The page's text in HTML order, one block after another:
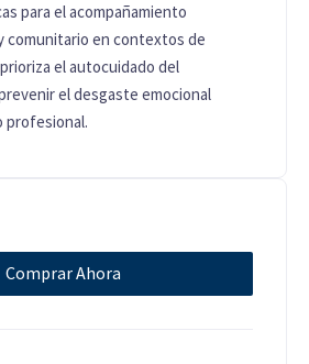
para el acompañamiento
comunitario en contextos de
el autocuidado del
el desgaste emocional
profesional.
Comprar Ahora